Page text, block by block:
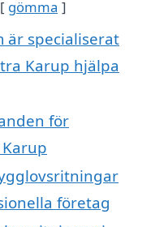
gömma
är specialiserat
Karup hjälpa
för
företag